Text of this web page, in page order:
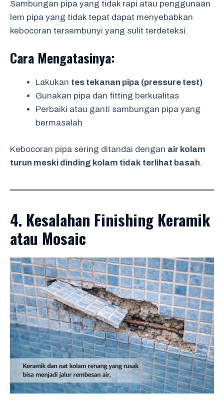
Sambungan pipa yang tidak rapi atau penggunaan
lem pipa yang tidak tepat dapat menyebabkan
kebocoran tersembunyi yang sulit terdeteksi.
Cara Mengatasinya:
Lakukan tes tekanan pipa (pressure test)
Gunakan pipa dan fitting berkualitas
Perbaiki atau ganti sambungan pipa yang
bermasalah
Kebocoran pipa sering ditandai dengan air kolam
turun meski dinding kolam tidak terlihat basah.
4. Kesalahan Finishing Keramik
atau Mosaic